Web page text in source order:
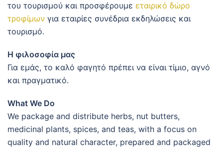
του τουρισμού και προσφέρουμε εταιρικό δώρο
τροφίμων για εταιρίες συνέδρια εκδηλώσεις και
τουρισμό.
Η φιλοσοφία μας
Για εμάς, το καλό φαγητό πρέπει να είναι τίμιο, αγνό
και πραγματικό.
What We Do
We package and distribute herbs, nut butters,
medicinal plants, spices, and teas, with a focus on
quality and natural character, prepared and packaged